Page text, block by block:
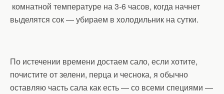
комнатной температуре на 3-6 часов, когда начнет
выделятся сок — убираем в холодильник на сутки.
По истечении времени достаем сало, если хотите,
почистите от зелени, перца и чеснока, я обычно
оставляю часть сала как есть — со всеми специями —